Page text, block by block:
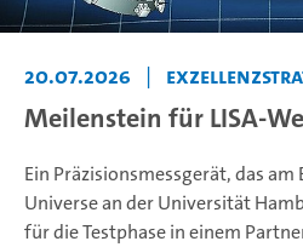
20.07.2026 |
Meilenstein für LISA-
Ein Präzisionsmessgerät, das
Universe an der Universität
für die Testphase in einem